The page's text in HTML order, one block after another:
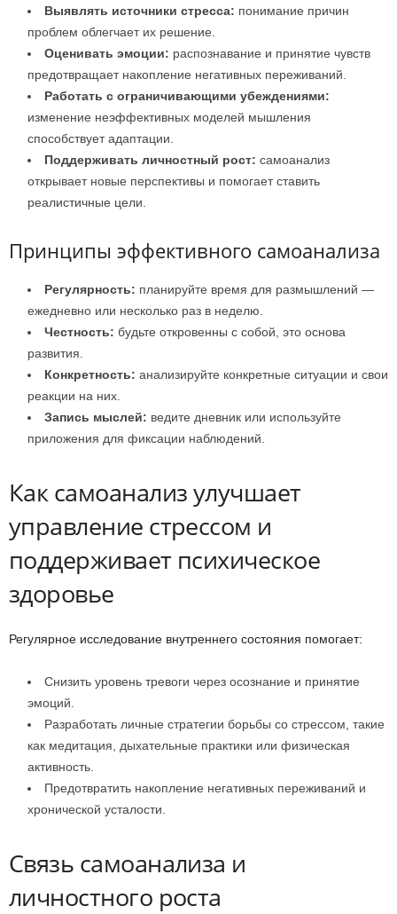
Выявлять источники стресса: понимание причин
проблем облегчает их решение.
Оценивать эмоции: распознавание и принятие чувств
предотвращает накопление негативных переживаний.
Работать с ограничивающими убеждениями:
изменение неэффективных моделей мышления
способствует адаптации.
Поддерживать личностный рост: самоанализ
открывает новые перспективы и помогает ставить
реалистичные цели.
Принципы эффективного самоанализа
Регулярность: планируйте время для размышлений —
ежедневно или несколько раз в неделю.
Честность: будьте откровенны с собой, это основа
развития.
Конкретность: анализируйте конкретные ситуации и свои
реакции на них.
Запись мыслей: ведите дневник или используйте
приложения для фиксации наблюдений.
Как самоанализ улучшает
управление стрессом и
поддерживает психическое
здоровье
Регулярное исследование внутреннего состояния помогает:
Снизить уровень тревоги через осознание и принятие
эмоций.
Разработать личные стратегии борьбы со стрессом, такие
как медитация, дыхательные практики или физическая
активность.
Предотвратить накопление негативных переживаний и
хронической усталости.
Связь самоанализа и
личностного роста